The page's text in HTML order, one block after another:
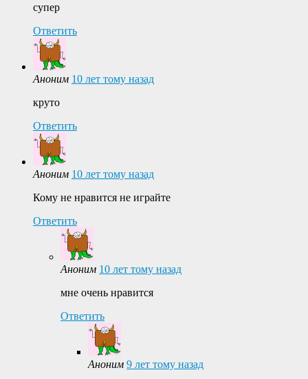
супер
Ответить
Аноним 10 лет тому назад
круто
Ответить
Аноним 10 лет тому назад
Кому не нравится не играйте
Ответить
Аноним 10 лет тому назад
мне очень нравится
Ответить
Аноним 9 лет тому назад